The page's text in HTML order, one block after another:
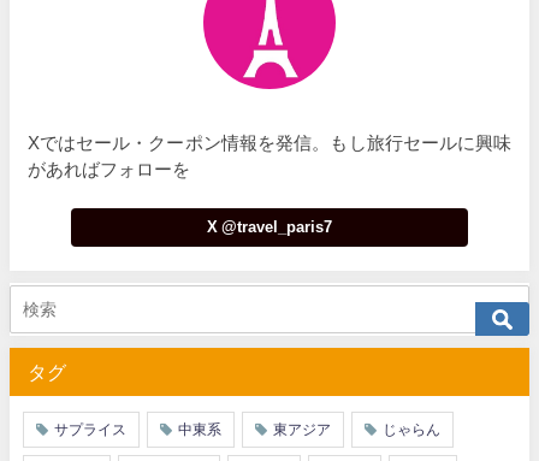
Xではセール・クーポン情報を発信。もし旅行セールに興味
があればフォローを
X @travel_paris7
タグ
サプライス 中東系 東アジア じゃらん